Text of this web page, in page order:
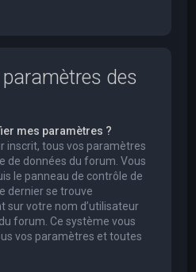
des
mes paramètres ?
inscrit, tous vos paramètres
de données du forum. Vous
le panneau de contrôle de
dernier se trouve
sur votre nom d’utilisateur
forum. Ce système vous
vos paramètres et toutes